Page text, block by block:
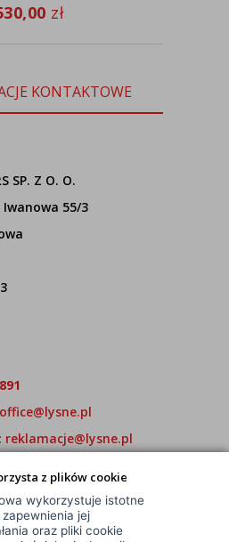
z plików cookie
wykorzystuje istotne
jej
oraz pliki cookie
zł
KONTAKTOWE
SP. Z O. O.
55/3
office@lysne.pl
reklamacje@lysne.pl